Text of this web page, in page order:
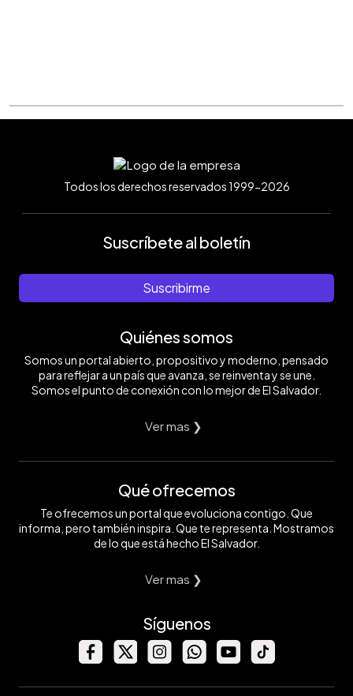
Todos los derechos reservados 1999-2026
Suscríbete al boletín
Suscribirme
Quiénes somos
Somos un portal abierto, propositivo y moderno, pensado
para reflejar a un país que avanza, se reinventa y se une.
Somos el punto de conexión con lo mejor de El Salvador.
Ver mas ❯
Qué ofrecemos
Te ofrecemos un portal que evoluciona contigo. Que
informa, pero también inspira. Que te representa. Mostramos
de lo que está hecho El Salvador.
Ver mas ❯
Síguenos